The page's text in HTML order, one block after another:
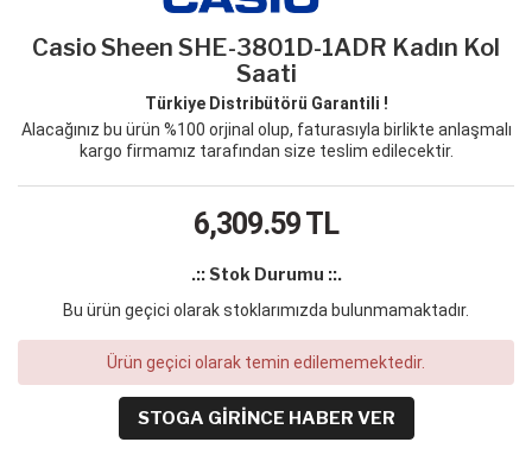
Casio Sheen SHE-3801D-1ADR Kadın Kol
Saati
Türkiye Distribütörü Garantili !
Alacağınız bu ürün %100 orjinal olup, faturasıyla birlikte anlaşmalı
kargo firmamız tarafından size teslim edilecektir.
6,309.59TL
.:: Stok Durumu ::.
Bu ürün geçici olarak stoklarımızda bulunmamaktadır.
Ürün geçici olarak temin edilememektedir.
STOGA GIRINCE HABER VER